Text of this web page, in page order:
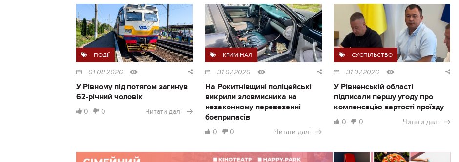
ПОДІЇ
01.08.2026
У Рівному під потягом загинув
62-річний чоловік
0 0 Читати далі
КРИМІНАЛ
31.07.2026
На Рокитнівщині поліцейські
викрили зловмисника на
незаконному перевезенні
боєприпасів
0 0 Читати далі
СУСПІЛЬСТВО
31.07.2026
У Рівненській області
підписали першу угоду про
компенсацію вартості проїзду
0 0 Читати далі